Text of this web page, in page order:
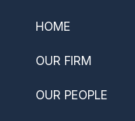
HOME
OUR FIRM
OUR PEOPLE